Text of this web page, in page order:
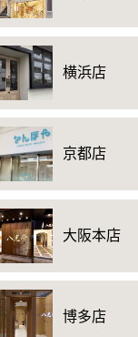
横浜店
京都店
大阪本店
博多店